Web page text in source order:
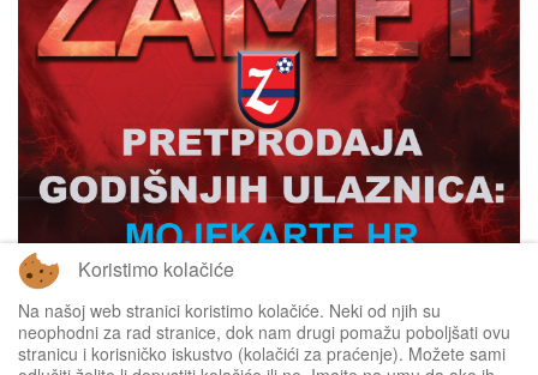
Koristimo kolačiće
Na našoj web stranici koristimo kolačiće. Neki od njih su
neophodni za rad stranice, dok nam drugi pomažu poboljšati ovu
stranicu i korisničko iskustvo (kolačići za praćenje). Možete sami